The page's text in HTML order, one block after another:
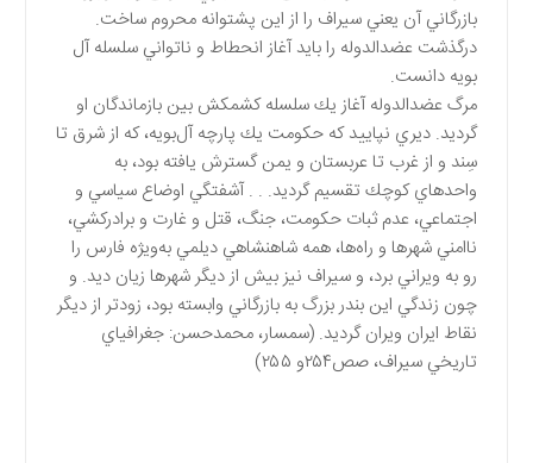
بازرگاني آن يعني سيراف را از اين پشتوانه محروم ساخت.
درگذشت عضدالدوله را بايد آغاز انحطاط و ناتواني سلسله آل
بويه دانست.
مرگ عضدالدوله آغاز يك سلسله كشمكش بين بازماندگان او
گرديد. ديري نپاييد كه حكومت يك پارچه آل‌بويه، كه از شرق تا
سِند و از غرب تا عربستان و يمن گسترش يافته بود، به
واحدهاي كوچك تقسيم گرديد. . . آشفتگي اوضاع سياسي و
اجتماعي، عدم ثبات حكومت، جنگ، قتل و غارت و برادركشي،
ناامني شهرها و راه‌ها، همه شاهنشاهي ديلمي به‌ويژه فارس را
رو به ويراني برد، و سيراف نيز بيش از ديگر شهرها زيان ديد. و
چون زندگي اين بندر بزرگ به بازرگاني وابسته بود، زودتر از ديگر
نقاط ايران ويران گرديد. (سمسار، محمدحسن: جغرافياي
تاريخي سيراف، صص۲۵۴و ۲۵۵)